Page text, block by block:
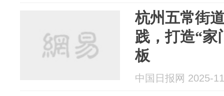
杭州五常街
践，打造“家
板
中国日报网 2025-